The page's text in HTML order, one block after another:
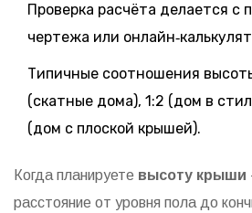
Проверка расчёта делается с
чертежа или
Типичные соотношения
(скатные дома), 1:2 (дом в
(дом с плоской крышей).
Когда планируете высоту крыши
расстояние от уровня пола до